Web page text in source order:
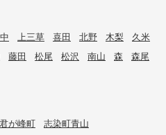
上三草 喜田 北野 木梨
久米
藤田 松尾 松沢 南山 森
森尾
君が峰町
志染町青山